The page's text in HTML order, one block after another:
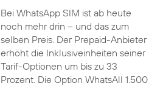
Bei WhatsApp SIM ist ab heute
noch mehr drin – und das zum
selben Preis. Der Prepaid-Anbieter
erhöht die Inklusiveinheiten seiner
Tarif-Optionen um bis zu 33
Prozent. Die Option WhatsAll 1.500